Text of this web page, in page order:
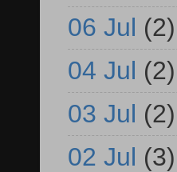
06 Jul (2)
04 Jul (2)
03 Jul (2)
02 Jul (3)